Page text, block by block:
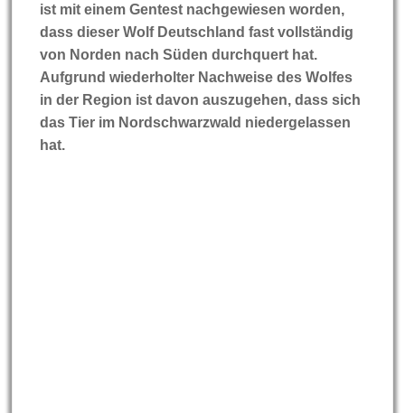
ist mit einem Gentest nachgewiesen worden,
dass dieser Wolf Deutschland fast vollständig
von Norden nach Süden durchquert hat.
Aufgrund wiederholter Nachweise des Wolfes
in der Region ist davon auszugehen, dass sich
das Tier im Nordschwarzwald niedergelassen
hat.